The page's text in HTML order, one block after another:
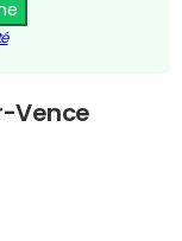
Vence